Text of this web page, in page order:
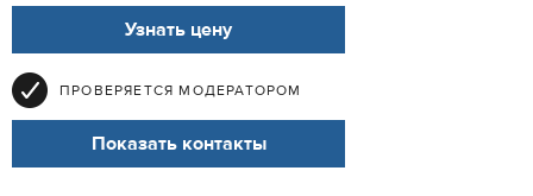
Узнать цену
ПРОВЕРЯЕТСЯ МОДЕРАТОРОМ
Показать контакты